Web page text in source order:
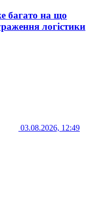
багато на що
логістики
03.08.2026, 12:49